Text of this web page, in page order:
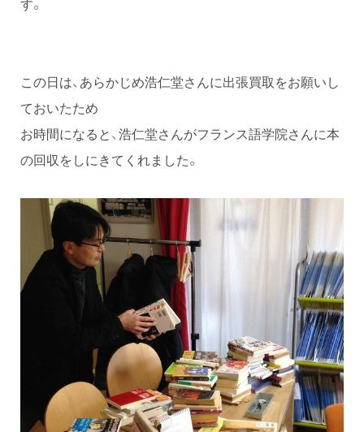
この日は、あらかじめ浩仁堂さんに出張買取をお願いし
ておいたため
お時間になると、浩仁堂さんがフランス語学院さんに本
の回収をしにきてくれました。